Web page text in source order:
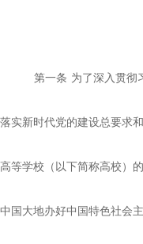
第一条 为了深入贯彻
落实新时代党的建设总要求
高等学校（以下简称高校）
中国大地办好中国特色社会